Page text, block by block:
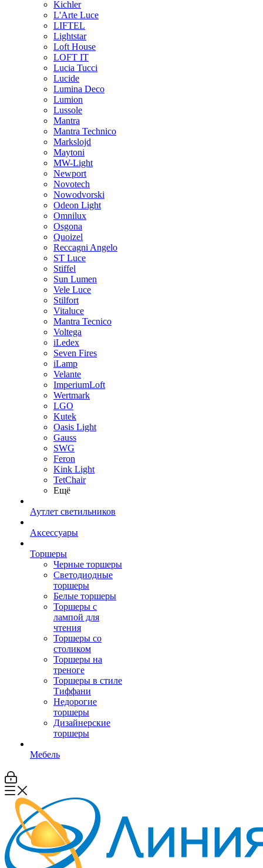
Kichler
L'Arte Luce
LIFTEL
Lightstar
Loft House
LOFT IT
Lucia Tucci
Lucide
Lumina Deco
Lumion
Lussole
Mantra
Mantra Technico
Markslojd
Maytoni
MW-Light
Newport
Novotech
Nowodvorski
Odeon Light
Omnilux
Osgona
Quoizel
Reccagni Angelo
ST Luce
Stiffel
Sun Lumen
Vele Luce
Stilfort
Vitaluce
Mantra Tecnico
Voltega
iLedex
Seven Fires
iLamp
Velante
ImperiumLoft
Wertmark
LGO
Kutek
Oasis Light
Gauss
SWG
Feron
Kink Light
TetСhair
Ещё
Аутлет светильников
Аксессуары
Торшеры
Черные торшеры
Светодиодные
торшеры
Белые торшеры
Торшеры с
лампой для
чтения
Торшеры со
столиком
Торшеры на
треноге
Торшеры в стиле
Тиффани
Недорогие
торшеры
Дизайнерские
торшеры
Мебель